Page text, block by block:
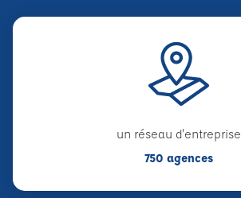
un réseau d'entreprise
750 agences